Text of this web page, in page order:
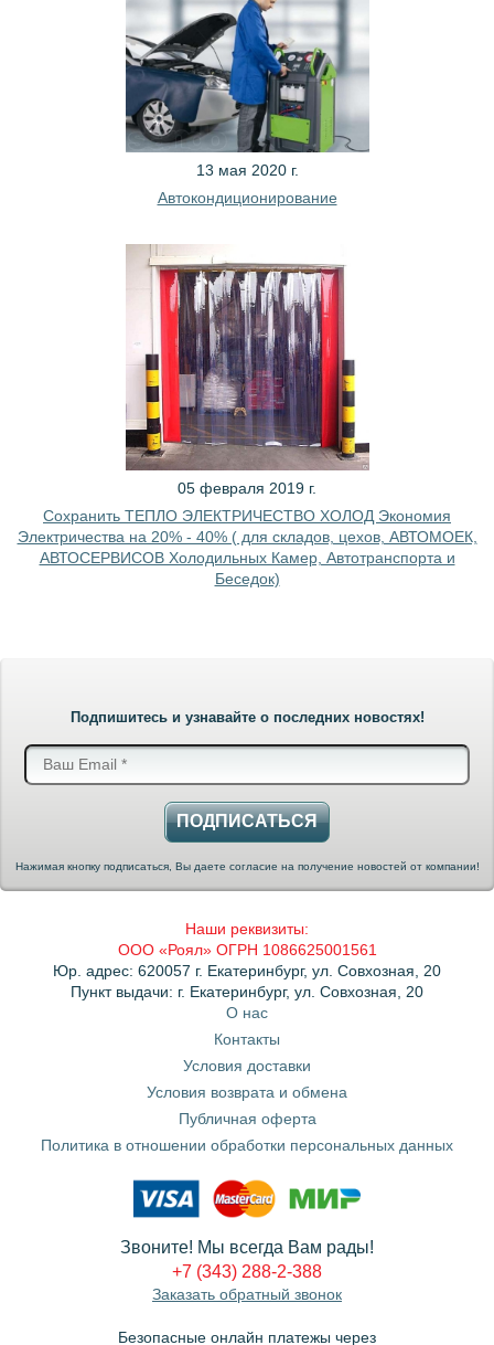
13 мая 2020 г.
Автокондиционирование
05 февраля 2019 г.
Сохранить ТЕПЛО ЭЛЕКТРИЧЕСТВО ХОЛОД Экономия
Электричества на 20% - 40% ( для складов, цехов, АВТОМОЕК,
АВТОСЕРВИСОВ Холодильных Камер, Автотранспорта и
Беседок)
Подпишитесь и узнавайте о последних новостях!
ПОДПИСАТЬСЯ
Нажимая кнопку подписаться, Вы даете согласие на получение новостей от компании!
Наши реквизиты:
ООО «Роял» ОГРН 1086625001561
Юр. адрес: 620057 г. Екатеринбург, ул. Совхозная, 20
Пункт выдачи: г. Екатеринбург, ул. Совхозная, 20
О нас
Контакты
Условия доставки
Условия возврата и обмена
Публичная оферта
Политика в отношении обработки персональных данных
Звоните! Мы всегда Вам рады!
+7 (343) 288-2-388
Заказать обратный звонок
Безопасные онлайн платежы через